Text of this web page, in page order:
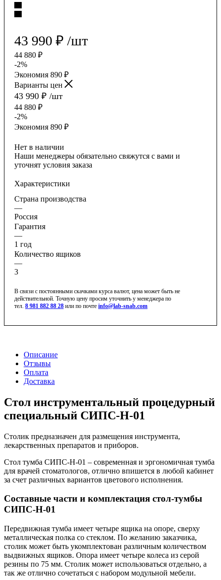
43 990 ₽ /шт
44 880 ₽
-2%
Экономия 890 ₽
Варианты цен
43 990 ₽ /шт
44 880 ₽
-2%
Экономия 890 ₽
Нет в наличии
Наши менеджеры обязательно свяжутся с вами и
уточнят условия заказа
Характеристики
Страна производства
—
Россия
Гарантия
—
1 год
Количество ящиков
—
3
В связи с постоянными скачками курса валют, цена может быть не
действительной. Точную цену просим уточнить у менеджера по
тел. 8 981 882 88 28 или по почте info@lab-snab.com
Описание
Отзывы
Оплата
Доставка
Стол инструментальный процедурный
специальный СИПС-Н-01
Столик предназначен для размещения инструмента,
лекарственных препаратов и приборов.
Стол тумба СИПС-Н-01 – современная и эргономичная тумба
для врачей стоматологов, отлично впишется в любой кабинет
за счет различных вариантов цветового исполнения.
Составные части и комплектация стол-тумбы
СИПС-Н-01
Передвижная тумба имеет четыре ящика на опоре, сверху
металлическая полка со стеклом. По желанию заказчика,
столик может быть укомплектован различным количеством
выдвижных ящиков. Опора имеет четыре колеса из серой
резины по 75 мм. Столик может использоваться отдельно, а
так же отлично сочетаться с набором модульной мебели.